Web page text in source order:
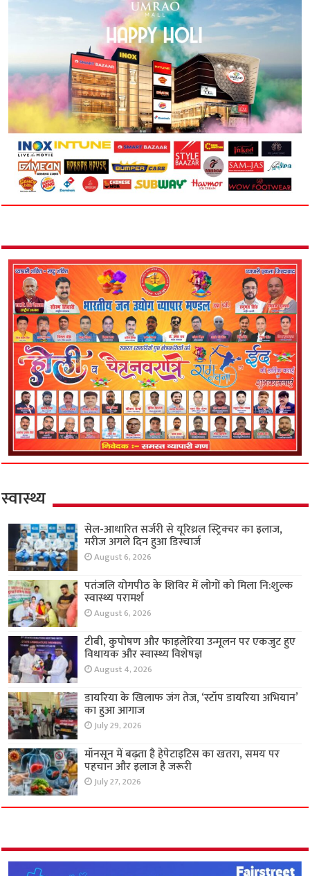
स्वास्थ्य
सेल-आधारित सर्जरी से यूरिथ्रल स्ट्रिक्चर का इलाज,
मरीज अगले दिन हुआ डिस्चार्ज
August 6, 2026
पतंजलि योगपीठ के शिविर में लोगों को मिला नि:शुल्क
स्वास्थ्य परामर्श
August 6, 2026
टीबी, कुपोषण और फाइलेरिया उन्मूलन पर एकजुट हुए
विधायक और स्वास्थ्य विशेषज्ञ
August 4, 2026
डायरिया के खिलाफ जंग तेज, ‘स्टॉप डायरिया अभियान’
का हुआ आगाज
July 29, 2026
मॉनसून में बढ़ता है हेपेटाइटिस का खतरा, समय पर
पहचान और इलाज है जरूरी
July 27, 2026